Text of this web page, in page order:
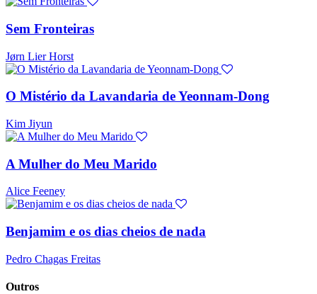
Sem Fronteiras
Jørn Lier Horst
O Mistério da Lavandaria de Yeonnam-Dong
Kim Jiyun
A Mulher do Meu Marido
Alice Feeney
Benjamim e os dias cheios de nada
Pedro Chagas Freitas
Outros